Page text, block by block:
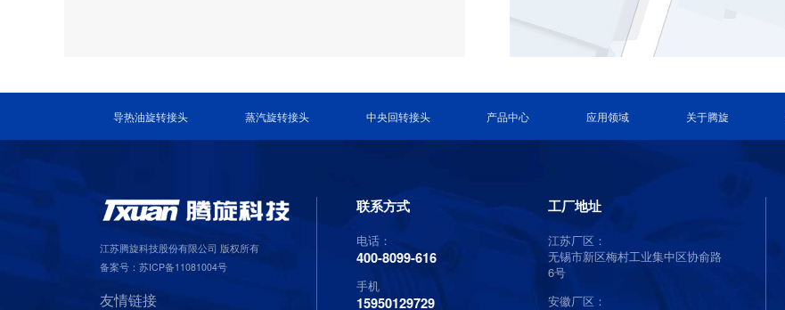
导热油旋转接头 蒸汽旋转接头 中央回转接头 产品中心 应用领域 关于腾旋
江苏腾旋科技股份有限公司 版权所有
备案号：苏ICP备11081004号
友情链接
联系方式
电话：
400-8099-616
手机
15950129729
工厂地址
江苏厂区：
无锡市新区梅村工业集中区协俞路
6号
安徽厂区：